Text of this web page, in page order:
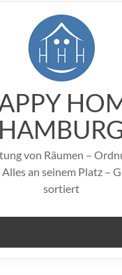
von Räumen –
an seinem Platz –
sortiert